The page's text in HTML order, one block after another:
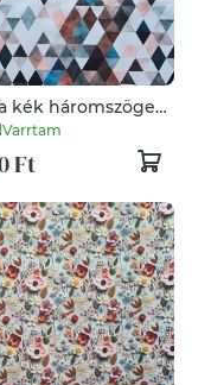
kék háromszögek
gyöngyvászon
Ft